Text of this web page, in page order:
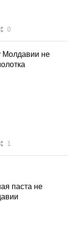
0
Молдавии не
1
паста не